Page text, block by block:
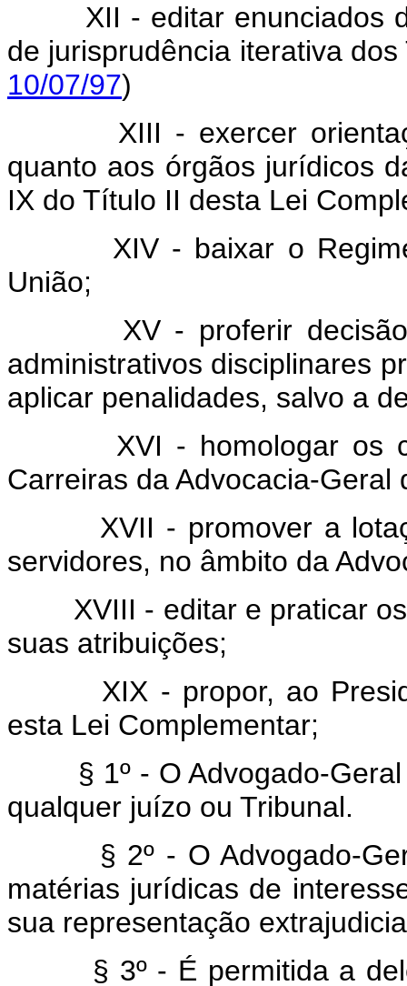
XII - editar enunciados
de jurisprudência
10/07/97)
XIII - exercer
quanto aos órgãos jurídicos
IX do Título II desta Lei
XIV - baixar o
União;
XV - proferir
administrativos disciplinares
aplicar penalidades, salvo a
XVI - homologar os
Carreiras da Advocacia-Geral
XVII - promover a
servidores, no âmbito da
XVIII - editar e praticar
suas atribuições;
XIX - propor, ao
esta Lei Complementar;
§ 1º - O Advogado-
qualquer juízo ou Tribunal.
§ 2º - O Advogado-
matérias jurídicas de
sua representação
§ 3º - É permitida a